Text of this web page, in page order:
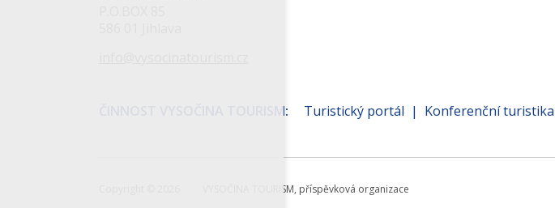
ČINNOST VYSOČINA TOURISM: Turistický portál Konferenční turistika
VYSOČINA TOURISM, příspěvková organizace